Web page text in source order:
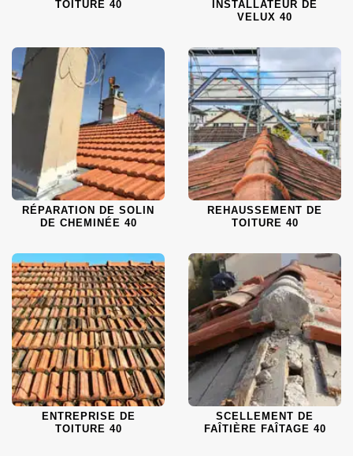
TOITURE 40
INSTALLATEUR DE
VELUX 40
RÉPARATION DE SOLIN
DE CHEMINÉE 40
REHAUSSEMENT DE
TOITURE 40
ENTREPRISE DE
TOITURE 40
SCELLEMENT DE
FAÎTIÈRE FAÎTAGE 40